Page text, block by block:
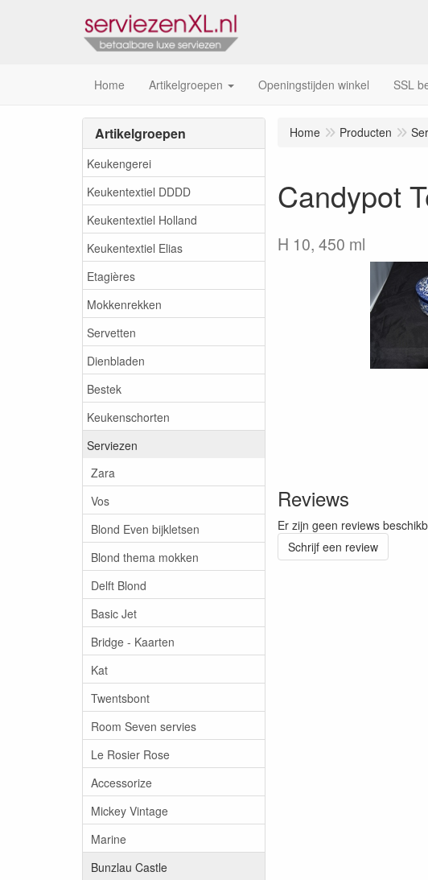
Home Artikelgroepen Openingstijden winkel SSL
Artikelgroepen
Keukengerei
Keukentextiel DDDD
Keukentextiel Holland
Keukentextiel Elias
Etagières
Mokkenrekken
Servetten
Dienbladen
Bestek
Keukenschorten
Serviezen
Zara
Vos
Blond Even bijkletsen
Blond thema mokken
Delft Blond
Basic Jet
Bridge - Kaarten
Kat
Twentsbont
Room Seven servies
Le Rosier Rose
Accessorize
Mickey Vintage
Marine
Bunzlau Castle
Home Producten
Candypot
H 10, 450 ml
Reviews
Er zijn geen reviews
Schrijf een review